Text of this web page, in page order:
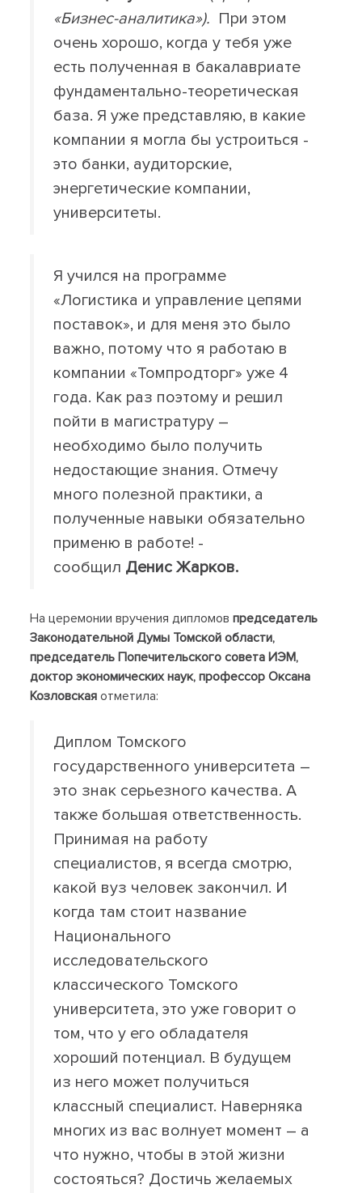
«Бизнес-аналитика»). При этом
очень хорошо, когда у тебя уже
есть полученная в бакалавриате
фундаментально-теоретическая
база. Я уже представляю, в какие
компании я могла бы устроиться -
это банки, аудиторские,
энергетические компании,
университеты.
Я учился на программе
«Логистика и управление цепями
поставок», и для меня это было
важно, потому что я работаю в
компании «Томпродторг» уже 4
года. Как раз поэтому и решил
пойти в магистратуру –
необходимо было получить
недостающие знания. Отмечу
много полезной практики, а
полученные навыки обязательно
применю в работе! -
сообщил Денис Жарков.
На церемонии вручения дипломовпредседатель
Законодательной Думы Томской области,
председатель Попечительского совета ИЭМ,
доктор экономических наук, профессор Оксана
Козловскаяотметила:
Диплом Томского
государственного университета –
это знак серьезного качества. А
также большая ответственность.
Принимая на работу
специалистов, я всегда смотрю,
какой вуз человек закончил. И
когда там стоит название
Национального
исследовательского
классического Томского
университета, это уже говорит о
том, что у его обладателя
хороший потенциал. В будущем
из него может получиться
классный специалист. Наверняка
многих из вас волнует момент – а
что нужно, чтобы в этой жизни
состояться? Достичь желаемых